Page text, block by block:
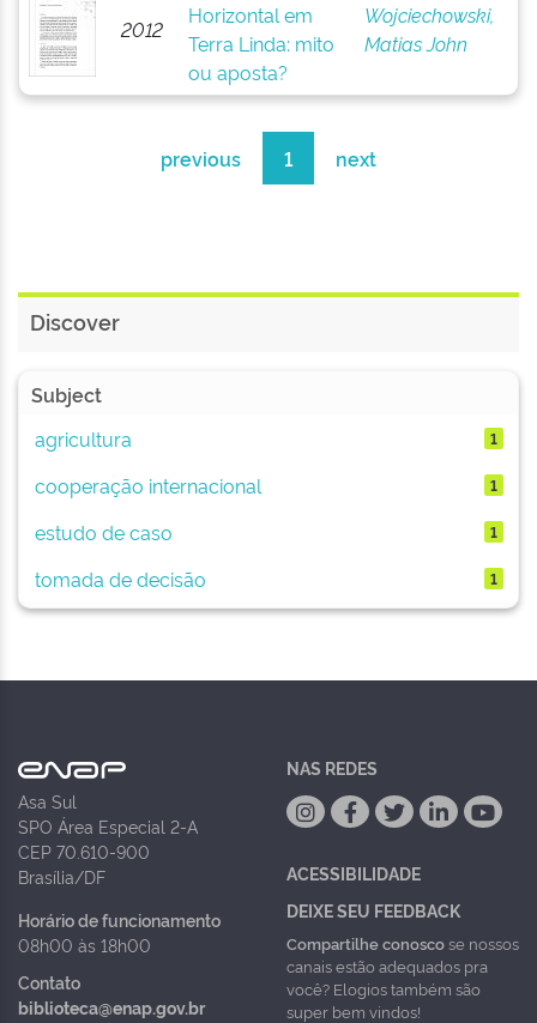
2012
Horizontal em
Terra Linda: mito
ou aposta?
Wojciechowski,
Matias John
previous 1 next
Discover
Subject
agricultura
1
cooperação internacional 1
estudo de caso 1
tomada de decisão 1
Asa Sul
SPO Área Especial 2-A
CEP 70.610-900
Brasília/DF
Horário de funcionamento
08h00 às 18h00
Contato
biblioteca@enap.gov.br
NAS REDES
ACESSIBILIDADE
DEIXE SEU FEEDBACK
Compartilhe conoscose nossos
canais estão adequados pra
você? Elogios também são
super bem vindos!